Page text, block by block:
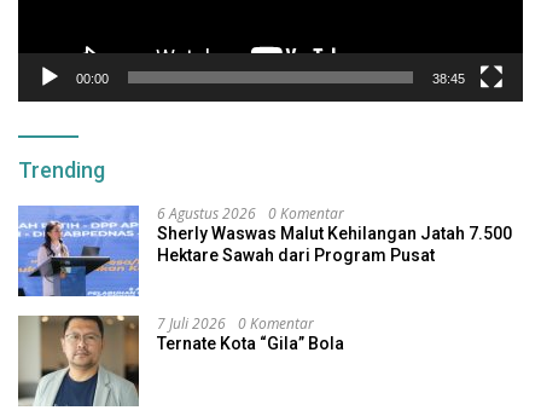
00:00 38:45
Trending
6 Agustus 2026 0 Komentar
Sherly Waswas Malut Kehilangan Jatah 7.500
Hektare Sawah dari Program Pusat
7 Juli 2026 0 Komentar
Ternate Kota “Gila” Bola